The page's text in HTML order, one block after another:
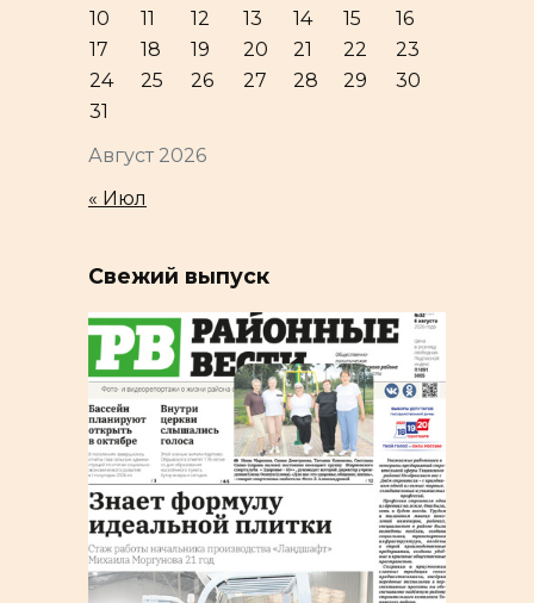
Август 2026
10
11 12 13 14 15
16
17
18 19 20 21 22
23
24
25 26 27 28 29
30
31
« Июл
Свежий выпуск